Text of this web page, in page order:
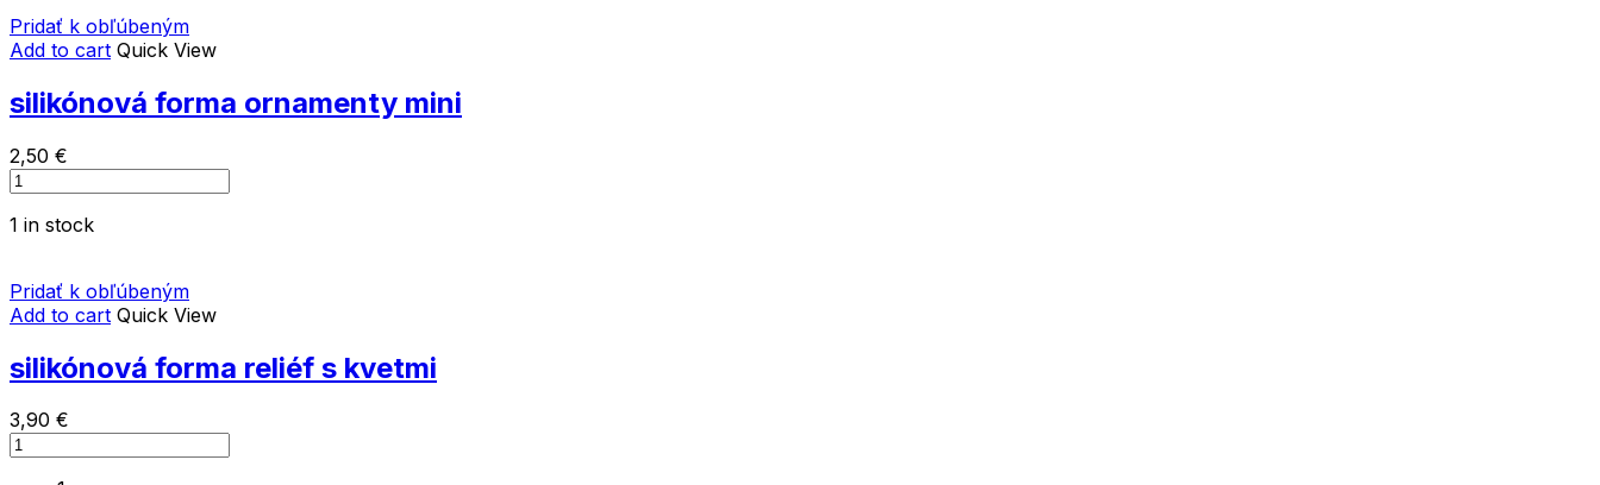
Pridať k obľúbeným
Add to cart Quick View
silikónová forma ornamenty mini
2,50 €
silikónová
forma
ornamenty
1 in stock
Pridať k obľúbeným
Add to cart Quick View
silikónová forma reliéf s kvetmi
3,90 €
silikónová